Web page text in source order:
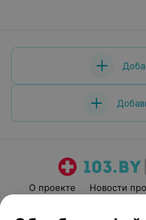
О проекте Новости